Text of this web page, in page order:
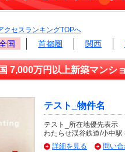
セスランキングTOPへ
国 首都圏 関西
7,000万円以上新築マンシ
テスト_物件名
テスト_所在地優先表示
わたらせ渓谷鉄道/小中駅
詳細を見る
問い